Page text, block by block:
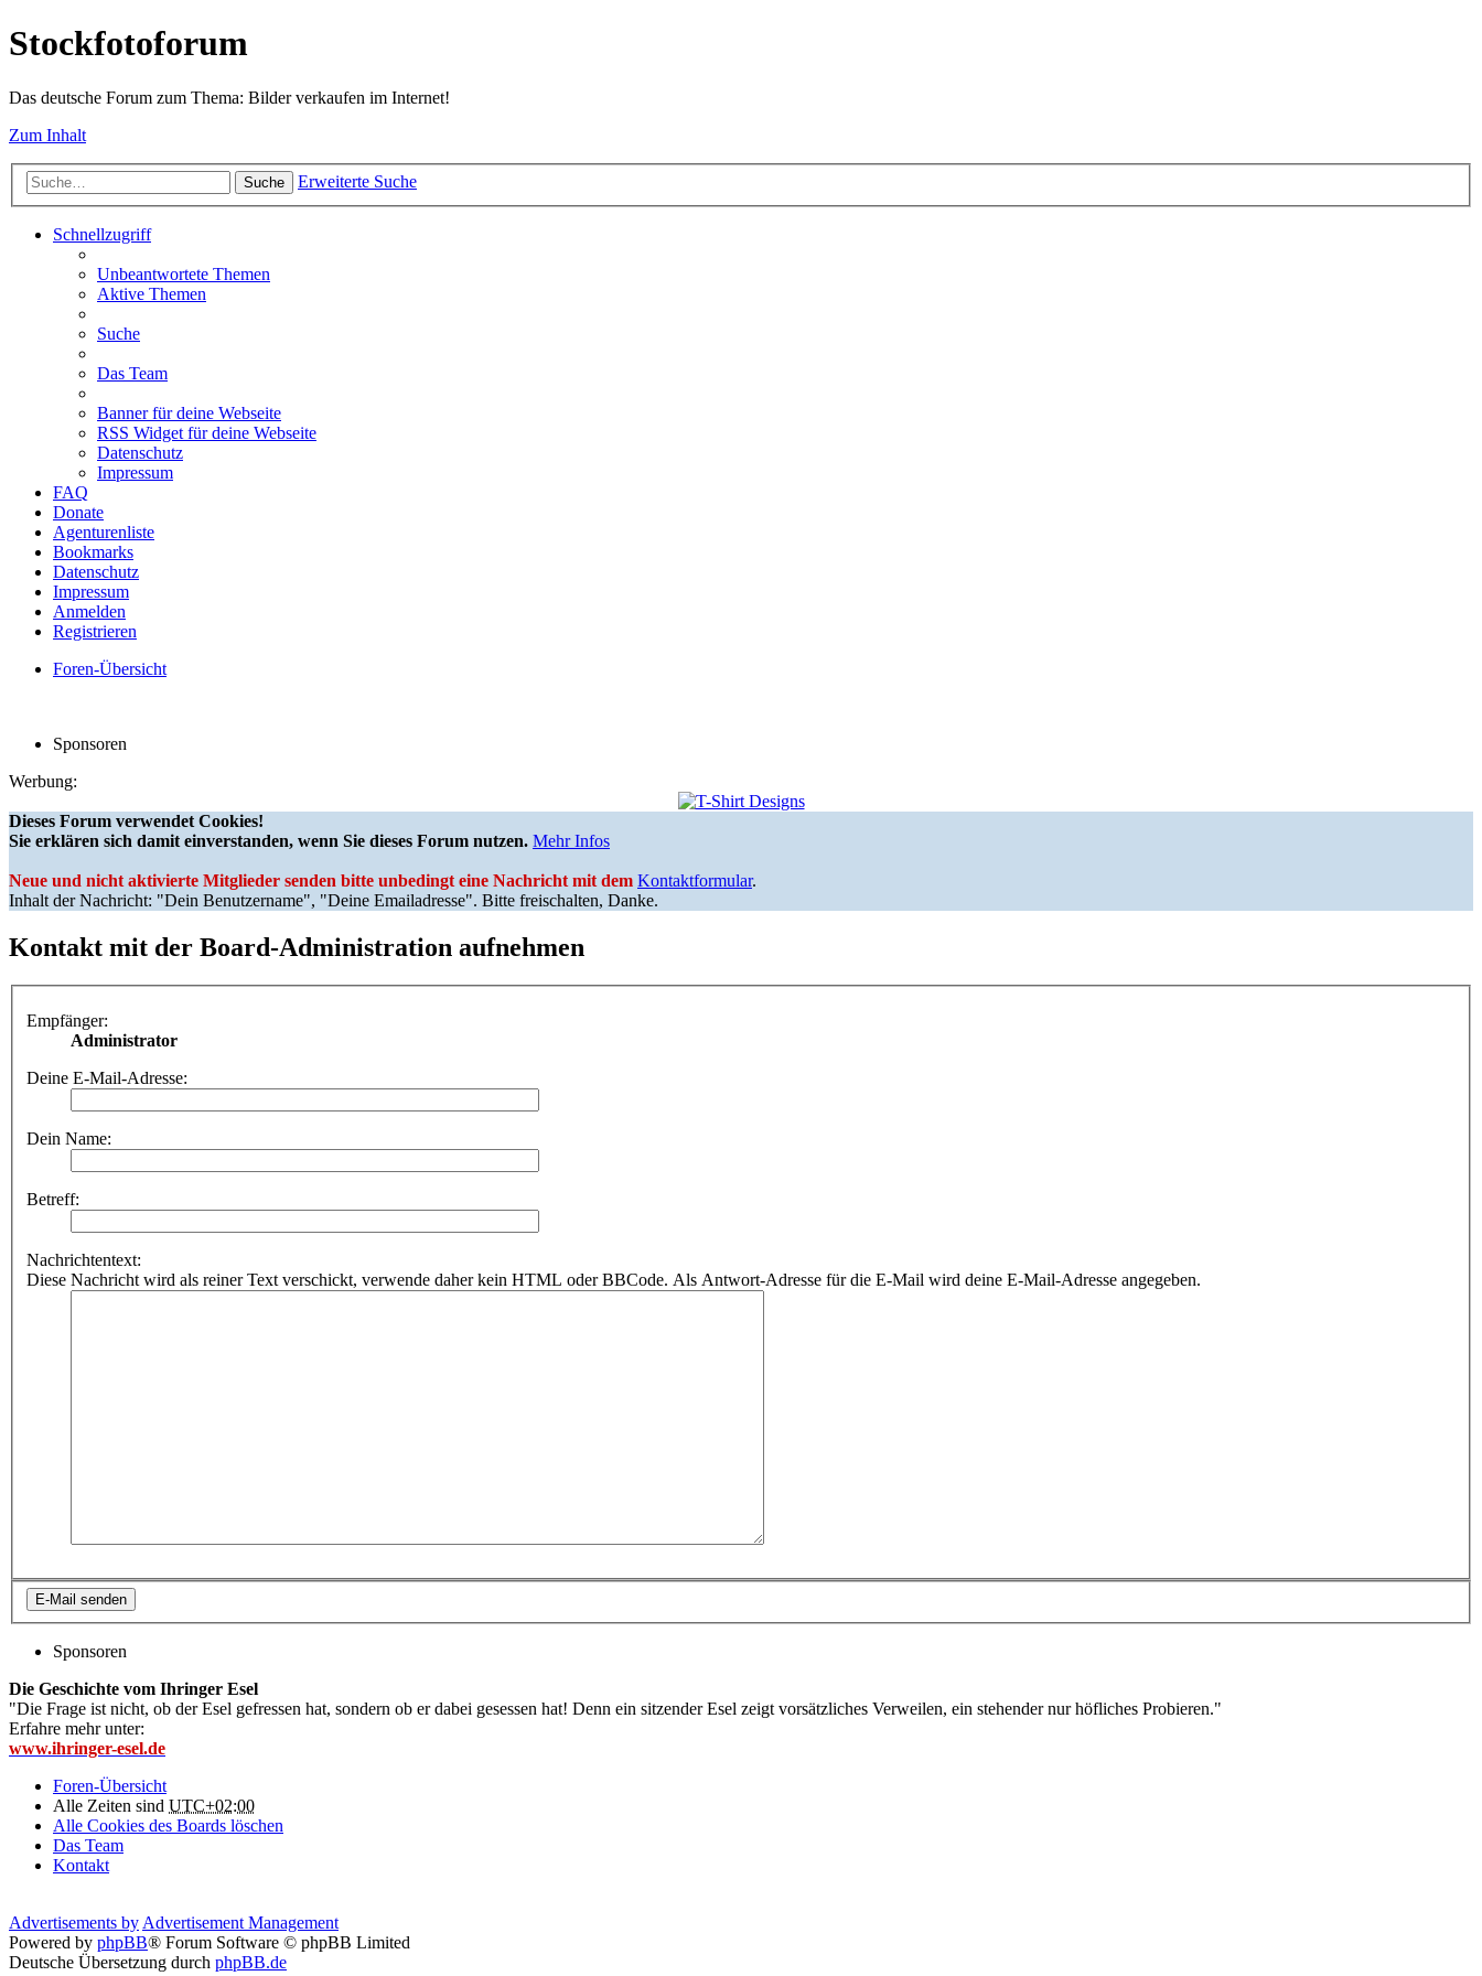
Stockfotoforum
Das deutsche Forum zum Thema: Bilder verkaufen im Internet!
Zum Inhalt
Suche Erweiterte Suche
Schnellzugriff
Unbeantwortete Themen
Aktive Themen
Suche
Das Team
Banner für deine Webseite
RSS Widget für deine Webseite
Datenschutz
Impressum
FAQ
Donate
Agenturenliste
Bookmarks
Datenschutz
Impressum
Anmelden
Registrieren
Foren-Übersicht
Sponsoren
Werbung:
Dieses Forum verwendet Cookies!
Sie erklären sich damit einverstanden, wenn Sie dieses Forum nutzen. Mehr Infos
Neue und nicht aktivierte Mitglieder senden bitte unbedingt eine Nachricht mit dem Kontaktformular.
Inhalt der Nachricht: "Dein Benutzername", "Deine Emailadresse". Bitte freischalten, Danke.
Kontakt mit der Board-Administration aufnehmen
Empfänger:
Administrator
Deine E-Mail-Adresse:
Dein Name:
Betreff:
Nachrichtentext:
Diese Nachricht wird als reiner Text verschickt, verwende daher kein HTML oder BBCode. Als Antwort-Adresse für die E-Mail wird deine E-Mail-Adresse angegeben.
Sponsoren
Die Geschichte vom Ihringer Esel
"Die Frage ist nicht, ob der Esel gefressen hat, sondern ob er dabei gesessen hat! Denn ein sitzender Esel zeigt vorsätzliches Verweilen, ein stehender nur höfliches Probieren."
Erfahre mehr unter:
www.ihringer-esel.de
Foren-Übersicht
Alle Zeiten sind UTC+02:00
Alle Cookies des Boards löschen
Das Team
Kontakt
Advertisements byAdvertisement Management
Powered by phpBB® Forum Software © phpBB Limited
Deutsche Übersetzung durch phpBB.de